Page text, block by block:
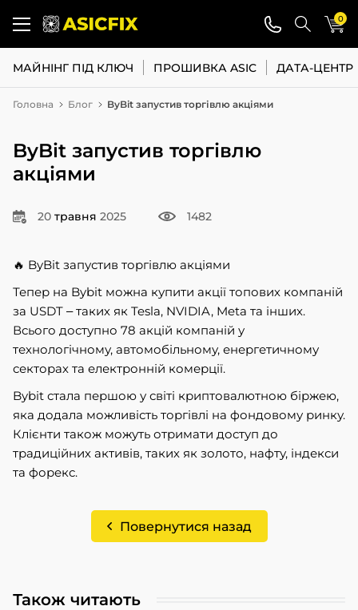
0
МАЙНІНГ ПІД КЛЮЧ ПРОШИВКА ASIC ДАТА-ЦЕНТР
Головна Блог ByBit запустив торгівлю акціями
ByBit запустив торгівлю
акціями
20 травня 2025 1482
🔥 ByBit запустив торгівлю акціями
Тепер на Bybit можна купити акції топових компаній
за USDT – таких як Tesla, NVIDIA, Meta та інших.
Всього доступно 78 акцій компаній у
технологічному, автомобільному, енергетичному
секторах та електронній комерції.
Bybit стала першою у світі криптовалютною біржею,
яка додала можливість торгівлі на фондовому ринку.
Клієнти також можуть отримати доступ до
традиційних активів, таких як золото, нафту, індекси
та форекс.
Повернутися назад
Також читають